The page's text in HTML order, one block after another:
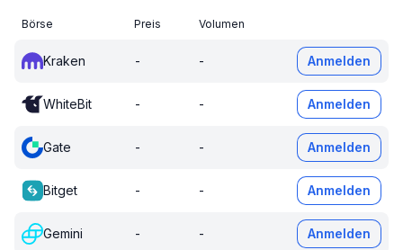
Börse Preis Volumen
Kraken - - Anmelden
WhiteBit - - Anmelden
Gate - - Anmelden
Bitget - - Anmelden
Gemini - - Anmelden